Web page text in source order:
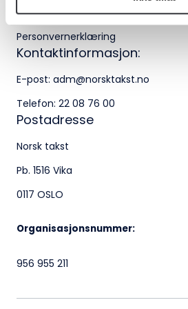
22 08 76 00
Besøksadresse:
Klingenberggt. 7A, 0161 Oslo
Postadresse:
956 955 211
Bli medlem i Norsk takst
Personvernerklæring
Kontaktinformasjon:
E-post: adm@norsktakst.no
Telefon: 22 08 76 00
Postadresse
Norsk takst
Pb. 1516 Vika
0117 OSLO
Organisasjonsnummer:
956 955 211